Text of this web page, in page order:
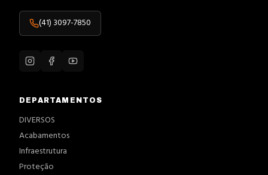
(41) 3097-7850
DEPARTAMENTOS
DIVERSOS
Acabamentos
Infraestrutura
Proteção